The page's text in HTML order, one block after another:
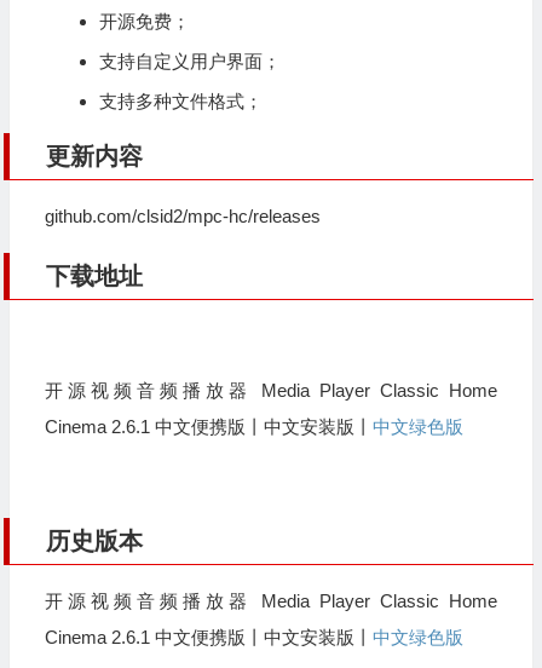
开源免费；
支持自定义用户界面；
支持多种文件格式；
更新内容
github.com/clsid2/mpc-hc/releases
下载地址
开源视频音频播放器 Media Player Classic Home
Cinema 2.6.1 中文便携版丨中文安装版丨 中文绿色版
历史版本
开源视频音频播放器 Media Player Classic Home
Cinema 2.6.1 中文便携版丨中文安装版丨 中文绿色版